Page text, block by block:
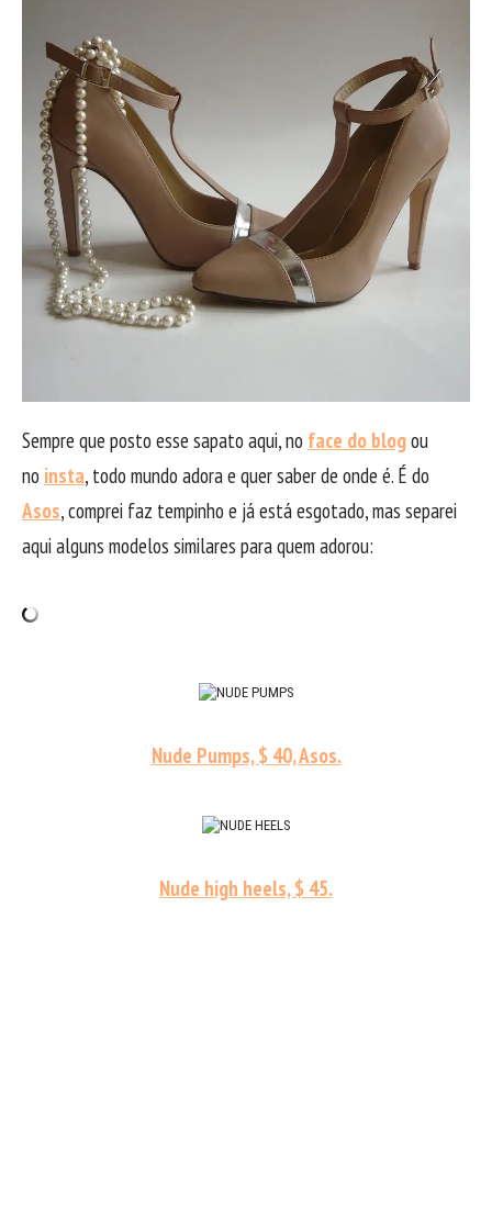
Sempre que posto esse sapato aqui, no face do blogou
no insta, todo mundo adora e quer saber de onde é. É do
Asos, comprei faz tempinho e já está esgotado, mas separei
aqui alguns modelos similares para quem adorou:
Nude Pumps, $ 40, Asos.
Nude high heels, $ 45.